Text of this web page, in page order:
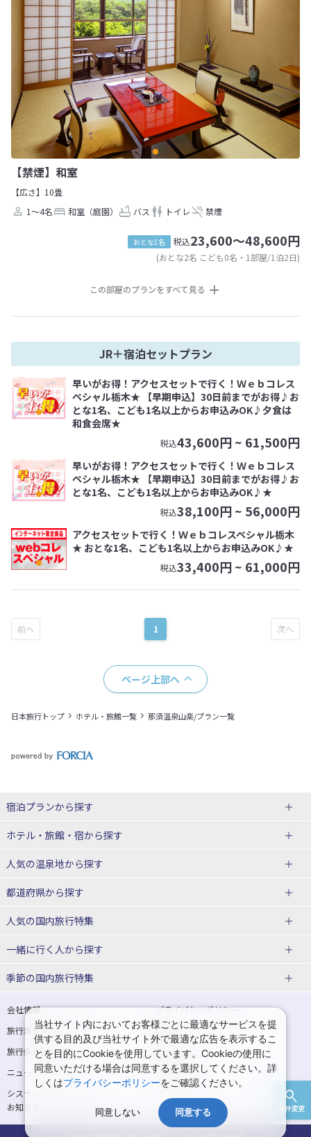
条件変更
【禁煙】和室
【広さ】10畳
1～4名
和室（庭園） バス トイレ 禁煙
おとな1名 税込23,600～48,600円
(おとな2名 こども0名・1部屋/1泊2日)
この部屋のプランをすべて見る
JR＋宿泊セットプラン
早いがお得！アクセスセットで行く！Ｗｅｂコレス
ペシャル栃木★ 【早期申込】30日前までがお得♪お
とな1名、こども1名以上からお申込みOK♪夕食は
和食会席★
税込43,600円 ~ 61,500円
早いがお得！アクセスセットで行く！Ｗｅｂコレス
ペシャル栃木★ 【早期申込】30日前までがお得♪お
とな1名、こども1名以上からお申込みOK♪★
税込38,100円 ~ 56,000円
アクセスセットで行く！Ｗｅｂコレスペシャル栃木
★ おとな1名、こども1名以上からお申込みOK♪★
税込33,400円 ~ 61,000円
1
ページ上部へ
日本旅行トップ ホテル・旅館一覧 那須温泉山楽/プラン一覧
宿泊プランから探す
北海道
東北
青森県
宮城県
山形県
関東
埼玉県 千葉県
茨城県 栃木県
北陸
ホテル・旅館・宿から探す
北海道ホテル・旅館
青森県ホテル・旅館
宮城県ホテル・旅館
山形県ホテル・旅館
東京都ホテル・旅館 神奈川県ホテル・旅館
埼玉県ホテル・旅館 千葉県ホテル・旅館
茨城県ホテル・旅館 栃木県ホテル・旅館
群馬県ホテル・旅館
人気の温泉地から探す
北海道
湯の川温泉(北海道)
十勝川温泉(北海道)
洞爺湖温泉(北海道)
層雲峡温泉(北海道)
東北
花巻温泉(岩手) 蔵王温泉(山形)
かみのやま温泉(山形) 鳴子温泉(宮城)
秋保温泉(宮城) 飯坂温泉(福島)
都道府県から探す
北海道旅行・ツアー
東北
青森旅行・ツアー 岩手旅行・ツアー
宮城旅行・ツアー 秋田旅行・ツアー
山形旅行・ツアー 福島旅行・ツアー
東京旅行・ツアー 神奈川旅行・ツアー
人気の国内旅行特集
東京ディズニーリゾート®への旅
ユニバーサル・スタジオ・ジャパ
一緒に行く人から探す
一人旅 国内版
カップル・夫婦旅行 国内版 女子旅 国内版
卒業旅行・学生旅行 国内版
季節の国内旅行特集
桜・お花見特集
ゴールデンウィーク（GW）の国内
旅行
夏休み・お盆の国内旅行 7月の国内旅行
8月の国内旅行 9月の国内旅行
10月の国内旅行 11月の国内旅行
紅葉旅行
会社情報
プライバシーポリシー
旅行業登録票・約款
規約集
旅行条件書
商標について
ニュースリリース
採用情報
システムメンテナンスの
お知らせ
当社サイト内においてお客様ごとに最適なサービスを提
供する目的及び当社サイト外で最適な広告を表示するこ
とを目的にCookieを使用しています。Cookieの使用に
同意いただける場合は同意するを選択してください。詳
しくはプライバシーポリシーをご確認ください。
同意しない 同意する